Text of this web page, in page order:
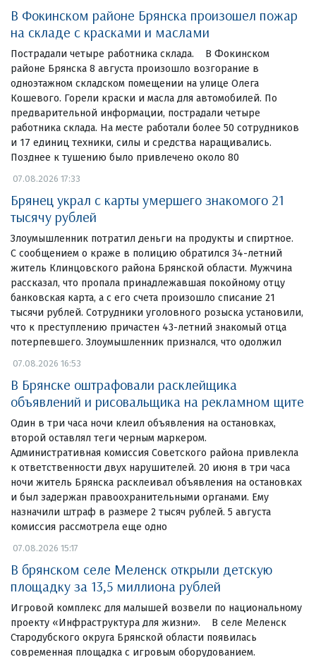
В Фокинском районе Брянска произошел пожар
на складе с красками и маслами
Пострадали четыре работника склада. В Фокинском
районе Брянска 8 августа произошло возгорание в
одноэтажном складском помещении на улице Олега
Кошевого. Горели краски и масла для автомобилей. По
предварительной информации, пострадали четыре
работника склада. На месте работали более 50 сотрудников
и 17 единиц техники, силы и средства наращивались.
Позднее к тушению было привлечено около 80
07.08.2026 17:33
Брянец украл с карты умершего знакомого 21
тысячу рублей
Злоумышленник потратил деньги на продукты и спиртное.
С сообщением о краже в полицию обратился 34-летний
житель Клинцовского района Брянской области. Мужчина
рассказал, что пропала принадлежавшая покойному отцу
банковская карта, а с его счета произошло списание 21
тысячи рублей. Сотрудники уголовного розыска установили,
что к преступлению причастен 43-летний знакомый отца
потерпевшего. Злоумышленник признался, что одолжил
07.08.2026 16:53
В Брянске оштрафовали расклейщика
объявлений и рисовальщика на рекламном щите
Один в три часа ночи клеил объявления на остановках,
второй оставлял теги черным маркером.
Административная комиссия Советского района привлекла
к ответственности двух нарушителей. 20 июня в три часа
ночи житель Брянска расклеивал объявления на остановках
и был задержан правоохранительными органами. Ему
назначили штраф в размере 2 тысяч рублей. 5 августа
комиссия рассмотрела еще одно
07.08.2026 15:17
В брянском селе Меленск открыли детскую
площадку за 13,5 миллиона рублей
Игровой комплекс для малышей возвели по национальному
проекту «Инфраструктура для жизни». В селе Меленск
Стародубского округа Брянской области появилась
современная площадка с игровым оборудованием.